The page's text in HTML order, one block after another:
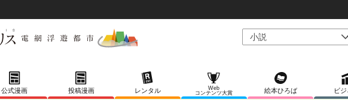
公式漫画 投稿漫画 レンタル
Web
コンテンツ大賞
絵本ひろば ビ